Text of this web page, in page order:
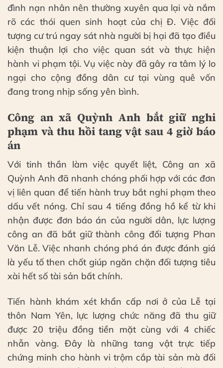
đình nạn nhân nên thường xuyên qua lại và nắm
rõ các thói quen sinh hoạt của chị Đ. Việc đối
tượng cư trú ngay sát nhà người bị hại đã tạo điều
kiện thuận lợi cho việc quan sát và thực hiện
hành vi phạm tội. Vụ việc này đã gây ra tâm lý lo
ngại cho cộng đồng dân cư tại vùng quê vốn
đang trong nhịp sống yên bình.
Công an xã Quỳnh Anh bắt giữ nghi
phạm và thu hồi tang vật sau 4 giờ báo
án
Với tinh thần làm việc quyết liệt, Công an xã
Quỳnh Anh đã nhanh chóng phối hợp với các đơn
vị liên quan để tiến hành truy bắt nghi phạm theo
dấu vết nóng. Chỉ sau 4 tiếng đồng hồ kể từ khi
nhận được đơn báo án của người dân, lực lượng
công an đã bắt giữ thành công đối tượng Phan
Văn Lễ. Việc nhanh chóng phá án được đánh giá
là yếu tố then chốt giúp ngăn chặn đối tượng tiêu
xài hết số tài sản bất chính.
Tiến hành khám xét khẩn cấp nơi ở của Lễ tại
thôn Nam Yên, lực lượng chức năng đã thu giữ
được 20 triệu đồng tiền mặt cùng với 4 chiếc
nhẫn vàng. Đây là những tang vật trực tiếp
chứng minh cho hành vi trộm cắp tài sản mà đối